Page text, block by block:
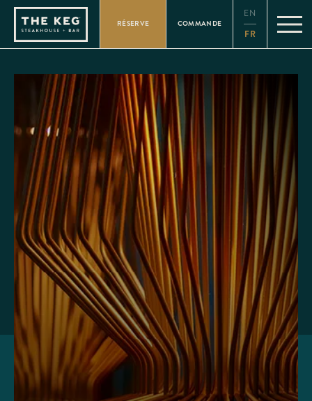
Please
note:
website
includes
accessibility
RÉSERVE COMMANDE
EN
FR